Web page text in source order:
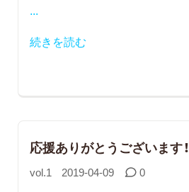
...
続きを読む
応援ありがとうございます！
vol.1 2019-04-09 0